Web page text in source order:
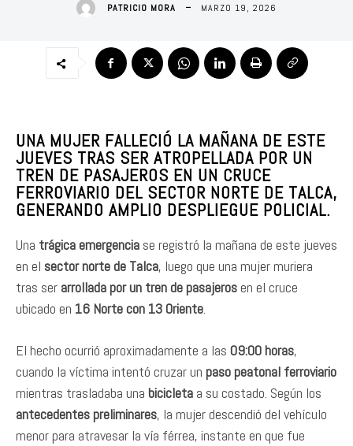
PATRICIO MORA MARZO 19, 2026
UNA MUJER FALLECIÓ LA MAÑANA DE ESTE
JUEVES TRAS SER ATROPELLADA POR UN
TREN DE PASAJEROS EN UN CRUCE
FERROVIARIO DEL SECTOR NORTE DE TALCA,
GENERANDO AMPLIO DESPLIEGUE POLICIAL.
Una trágica emergencia se registró la mañana de este jueves
en el sector norte de Talca, luego que una mujer muriera
tras ser arrollada por un tren de pasajerosen el cruce
ubicado en 16 Norte con 13 Oriente.
El hecho ocurrió aproximadamente a las 09:00 horas,
cuando la víctima intentó cruzar un paso peatonal ferroviario
mientras trasladaba una bicicleta a su costado. Según los
antecedentes preliminares, la mujer descendió del vehículo
menor para atravesar la vía férrea, instante en que fue